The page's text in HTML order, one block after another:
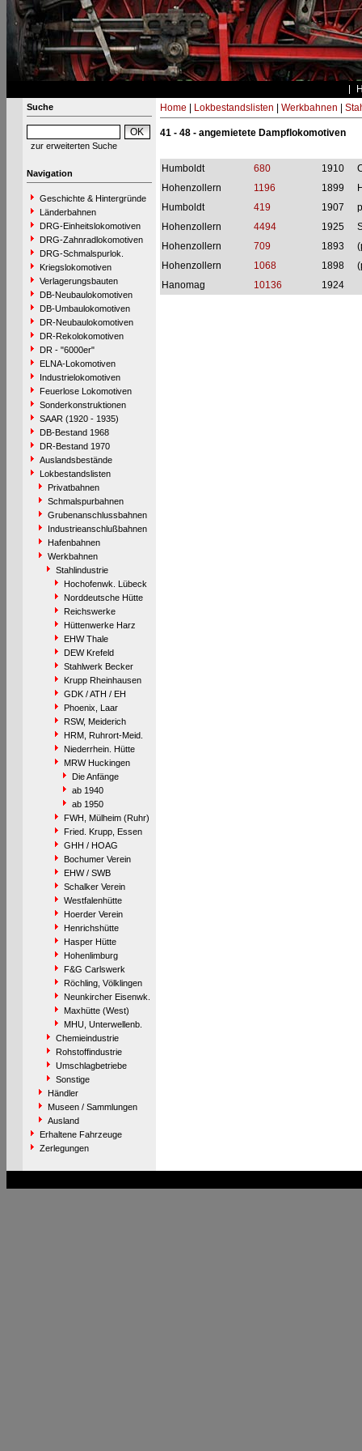
Suche
zur erweiterten Suche
Navigation
Geschichte & Hintergründe
Länderbahnen
DRG-Einheitslokomotiven
DRG-Zahnradlokomotiven
DRG-Schmalspurlok.
Kriegslokomotiven
Verlagerungsbauten
DB-Neubaulokomotiven
DB-Umbaulokomotiven
DR-Neubaulokomotiven
DR-Rekolokomotiven
DR - "6000er"
ELNA-Lokomotiven
Industrielokomotiven
Feuerlose Lokomotiven
Sonderkonstruktionen
SAAR (1920 - 1935)
DB-Bestand 1968
DR-Bestand 1970
Auslandsbestände
Lokbestandslisten
Privatbahnen
Schmalspurbahnen
Grubenanschlussbahnen
Industrieanschlußbahnen
Hafenbahnen
Werkbahnen
Stahlindustrie
Hochofenwk. Lübeck
Norddeutsche Hütte
Reichswerke
Hüttenwerke Harz
EHW Thale
DEW Krefeld
Stahlwerk Becker
Krupp Rheinhausen
GDK / ATH / EH
Phoenix, Laar
RSW, Meiderich
HRM, Ruhrort-Meid.
Niederrhein. Hütte
MRW Huckingen
Die Anfänge
ab 1940
ab 1950
FWH, Mülheim (Ruhr)
Fried. Krupp, Essen
GHH / HOAG
Bochumer Verein
EHW / SWB
Schalker Verein
Westfalenhütte
Hoerder Verein
Henrichshütte
Hasper Hütte
Hohenlimburg
F&G Carlswerk
Röchling, Völklingen
Neunkircher Eisenwk.
Maxhütte (West)
MHU, Unterwellenb.
Chemieindustrie
Rohstoffindustrie
Umschlagbetriebe
Sonstige
Händler
Museen / Sammlungen
Ausland
Erhaltene Fahrzeuge
Zerlegungen
Home Lokbestandslisten Werkbahnen
41 - 48 - angemietete Dampflokomotiven
Humboldt 680 1910
Hohenzollern
1196 1899
Humboldt
419 1907
Hohenzollern
4494 1925
Hohenzollern
709 1893
Hohenzollern
1068 1898
Hanomag
10136 1924